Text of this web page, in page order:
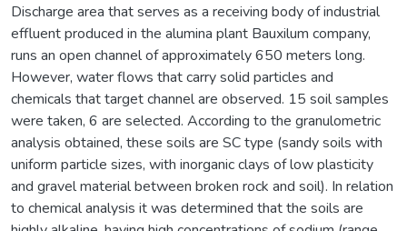
Discharge area that serves as a receiving body of industrial
effluent produced in the alumina plant Bauxilum company,
runs an open channel of approximately 650 meters long.
However, water flows that carry solid particles and
chemicals that target channel are observed. 15 soil samples
were taken, 6 are selected. According to the granulometric
analysis obtained, these soils are SC type (sandy soils with
uniform particle sizes, with inorganic clays of low plasticity
and gravel material between broken rock and soil). In relation
to chemical analysis it was determined that the soils are